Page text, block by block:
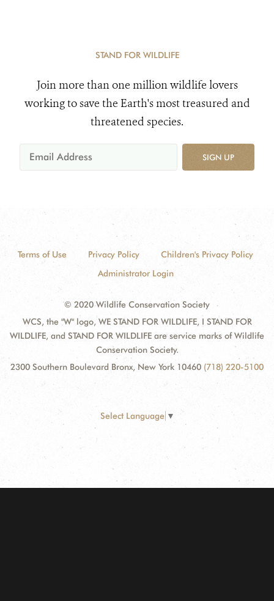
STAND FOR WILDLIFE
Join more than one million wildlife lovers
working to save the Earth's most treasured and
threatened species.
SIGN UP
Terms of Use Privacy Policy
Children's Privacy Policy
Administrator Login
© 2020 Wildlife Conservation Society
WCS, the "W" logo, WE STAND FOR WILDLIFE, I STAND FOR
WILDLIFE, and STAND FOR WILDLIFE are service marks of Wildlife
Conservation Society.
2300 Southern Boulevard Bronx, New York 10460 (718) 220-5100
Select Language ▼